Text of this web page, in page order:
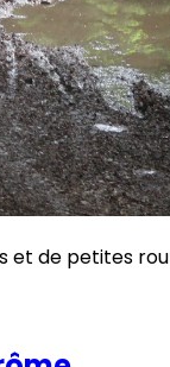
et de petites